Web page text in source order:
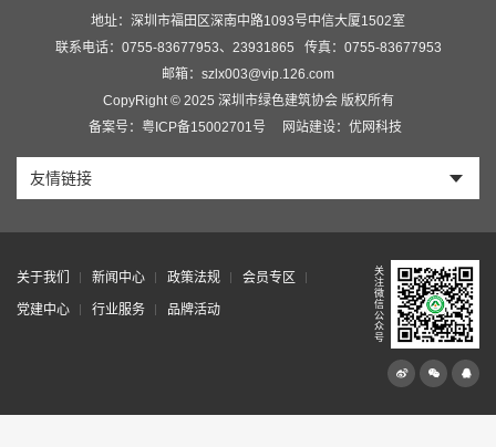
地址：深圳市福田区深南中路1093号中信大厦1502室
联系电话：0755-83677953、23931865
传真：0755-83677953
邮箱：szlx003@vip.126.com
CopyRight © 2025 深圳市绿色建筑协会 版权所有
备案号：粤ICP备15002701号
网站建设：优网科技
友情链接
关于我们 新闻中心 政策法规 会员专区
党建中心 行业服务 品牌活动
关
注
微
信
公
众
号